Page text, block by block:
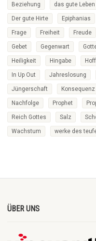
Beziehung das gute Leben
Der gute Hirte Epiphanias
Frage Freiheit Freude
Gebet Gegenwart
Heiligkeit Hingabe
In Up Out Jahreslosung
Jüngerschaft Konsequenz
Nachfolge Prophet
Reich Gottes Salz
Wachstum werke des
ÜBER UNS